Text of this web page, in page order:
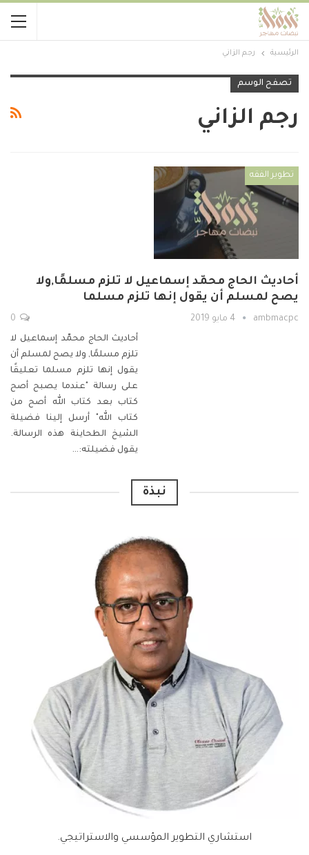
الرئيسية رجم الزاني
تصفح الوسم
رجم الزاني
تطوير الفقه
أحاديث الحاج محمّد إسماعيل لا تلزم مسلمًا,ولا
يصح لمسلم أن يقول إنها تلزم مسلما
ambmacpc 4 مايو 2019
أحاديث الحاج محمّد إسماعيل لا
تلزم مسلمًا, ولا يصح لمسلم أن
يقول إنها تلزم مسلما تعليقًا
على رسالة "عندما يصبح أصح
كتاب بعد كتاب الله أصح من
كتاب الله" أرسل إلينا فضيلة
الشيخ الطحاينة هذه الرسالة.
يقول فضيلته: …
نبذة
استشاري التطوير المؤسسي والاستراتيجي.